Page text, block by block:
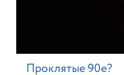
Проклятые 90е?